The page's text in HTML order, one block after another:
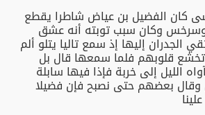
كان الفضيل بن عياض شاطرا يقطع
وسرخس وكان سبب توبته أنه عشق
الجدران إليها إذ سمع تاليا يتلو ألم
تخشع قلوبهم فلما سمعها قال بل
الليل إلى خربة فإذا فيها سابلة
بعضهم حتى نصبح فإن فضيلا